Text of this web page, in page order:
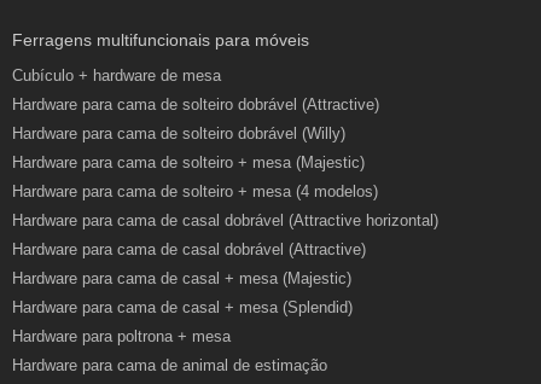
Ferragens multifuncionais para móveis
Cubículo + hardware de mesa
Hardware para cama de solteiro dobrável (Attractive)
Hardware para cama de solteiro dobrável (Willy)
Hardware para cama de solteiro + mesa (Majestic)
Hardware para cama de solteiro + mesa (4 modelos)
Hardware para cama de casal dobrável (Attractive horizontal)
Hardware para cama de casal dobrável (Attractive)
Hardware para cama de casal + mesa (Majestic)
Hardware para cama de casal + mesa (Splendid)
Hardware para poltrona + mesa
Hardware para cama de animal de estimação